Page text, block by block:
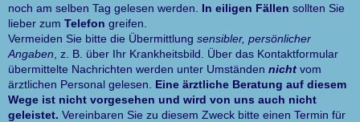
noch am selben Tag gelesen werden. In eiligen Fällen sollten Sie
lieber zum Telefon greifen.
Vermeiden Sie bitte die Übermittlung sensibler, persönlicher
Angaben , z. B. über Ihr Krankheitsbild. Über das Kontaktformular
übermittelte Nachrichten werden unter Umständen nicht vom
ärztlichen Personal gelesen.
Eine ärztliche Beratung auf diesem
Wege ist nicht vorgesehen und wird von uns auch nicht
geleistet. Vereinbaren Sie zu diesem Zweck bitte einen Termin für